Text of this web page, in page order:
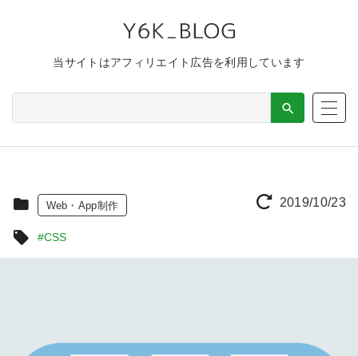
当サイトはアフィリエイト広告を利用しています
2019/10/23
Web・App制作
#CSS